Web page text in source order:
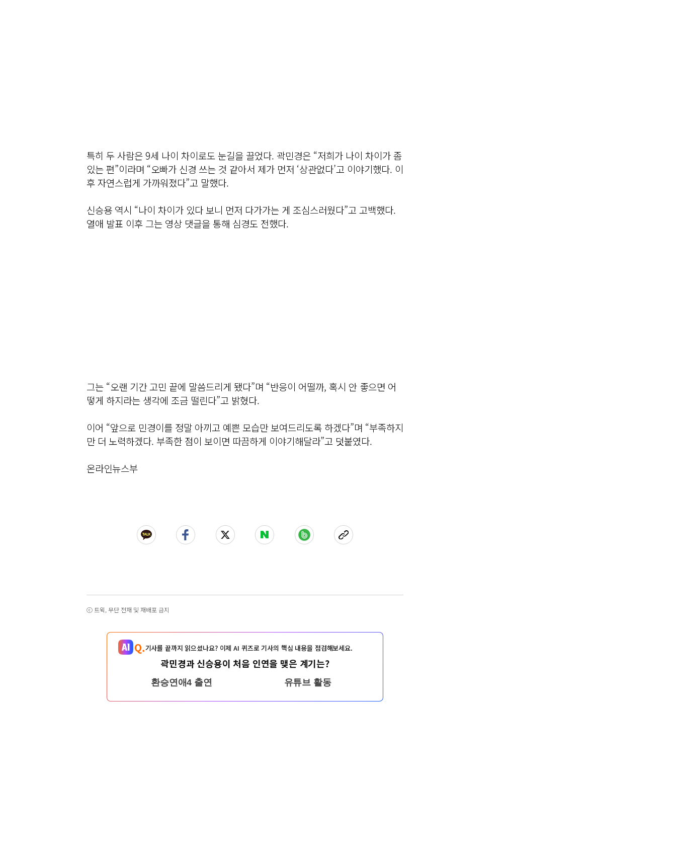
특히 두 사람은 9세 나이 차이로도 눈길을 끌었다. 곽민경은 “저희가 나이 차이가 좀
있는 편”이라며 “오빠가 신경 쓰는 것 같아서 제가 먼저 ‘상관없다’고 이야기했다. 이
후 자연스럽게 가까워졌다”고 말했다.
신승용 역시 “나이 차이가 있다 보니 먼저 다가가는 게 조심스러웠다”고 고백했다.
열애 발표 이후 그는 영상 댓글을 통해 심경도 전했다.
그는 “오랜 기간 고민 끝에 말씀드리게 됐다”며 “반응이 어떨까, 혹시 안 좋으면 어
떻게 하지라는 생각에 조금 떨린다”고 밝혔다.
이어 “앞으로 민경이를 정말 아끼고 예쁜 모습만 보여드리도록 하겠다”며 “부족하지
만 더 노력하겠다. 부족한 점이 보이면 따끔하게 이야기해달라”고 덧붙였다.
온라인뉴스부
ⓒ 트윅, 무단 전재 및 재배포 금지
Q.기사를 끝까지 읽으셨나요? 이제 AI 퀴즈로 기사의 핵심 내용을 점검해보세요.
곽민경과 신승용이 처음 인연을 맺은 계기는?
환승연애4 출연 유튜브 활동